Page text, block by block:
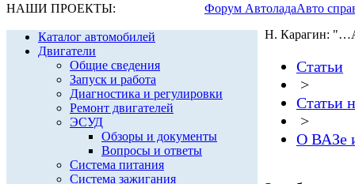
НАШИ ПРОЕКТЫ: Форум АвтоладаАвто
Каталог автомобилей
Двигатели
Общие сведения
Запуск и работа
Диагностика и регулировки
Ремонт двигателей
ЭСУД
Обзоры и документы
Вопросы и ответы
Система питания
Система зажигания
Н. Карагин:
Статьи
>
Статьи
>
О ВАЗе